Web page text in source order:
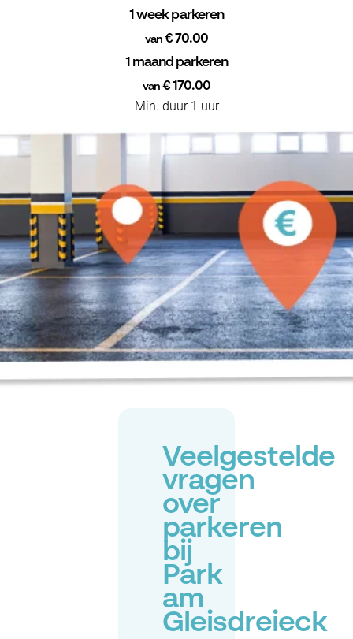
1 week parkeren
van€ 70.00
1 maand parkeren
van€ 170.00
Min. duur 1 uur
Veelgestelde
vragen
over
parkeren
bij
Park
am
Gleisdreieck